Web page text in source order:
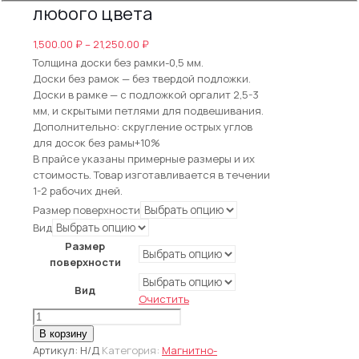
любого цвета
1,500.00 ₽– 21,250.00 ₽Диапазон
цен:
1,500.00 ₽
–
21,250.00 ₽
Толщина доски без рамки-0,5 мм.
Доски без рамок — без твердой подложки.
Доски в рамке — c подложкой оргалит 2,5-3
мм, и скрытыми петлями для подвешивания.
Дополнительно: скругление острых углов
для досок без рамы+10%
В прайсе указаны примерные размеры и их
стоимость. Товар изготавливается в течении
1-2 рабочих дней.
Размер поверхности
Вид
Размер
поверхности
Вид
Очистить
Количество
товара
Доска
В корзину
Артикул: Н/Д Категория: Магнитно-